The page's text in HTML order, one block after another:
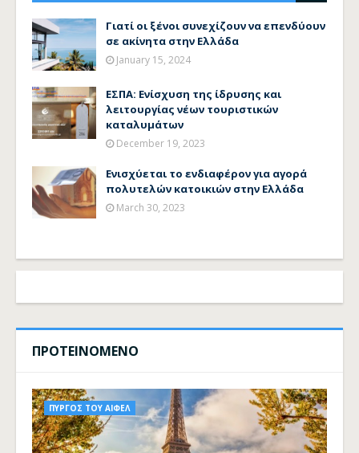
Γιατί οι ξένοι συνεχίζουν να επενδύουν
σε ακίνητα στην Ελλάδα
January 15, 2024
ΕΣΠΑ: Ενίσχυση της ίδρυσης και
λειτουργίας νέων τουριστικών
καταλυμάτων
December 19, 2023
Ενισχύεται το ενδιαφέρον για αγορά
πολυτελών κατοικιών στην Ελλάδα
March 30, 2023
ΠΡΟΤΕΙΝΟΜΕΝΟ
ΠΥΡΓΟΣ ΤΟΥ ΑΙΦΕΛ